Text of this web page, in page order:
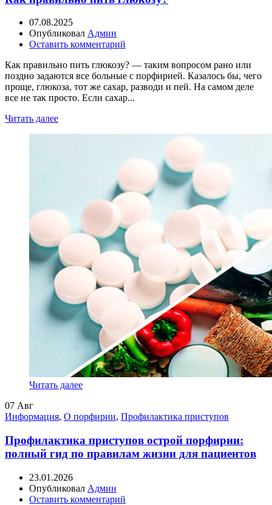
07.08.2025
Опубликовал Админ
Оставить комментарий
Как правильно пить глюкозу? — таким вопросом рано или
поздно задаются все больные с порфирией. Казалось бы, чего
проще, глюкоза, тот же сахар, разводи и пей. На самом деле
все не так просто. Если сахар...
Читать далее
Читать далее
07 Авг
Информация, О порфирии, Профилактика приступов
Профилактика приступов острой порфирии:
полный гид по правилам жизни для пациентов
23.01.2026
Опубликовал Админ
Оставить комментарий